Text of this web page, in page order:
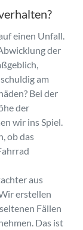
einen Unfall.
der
am
Bei der
der
wir ins Spiel.
ob das
aus
erstellen
Fällen
Das ist